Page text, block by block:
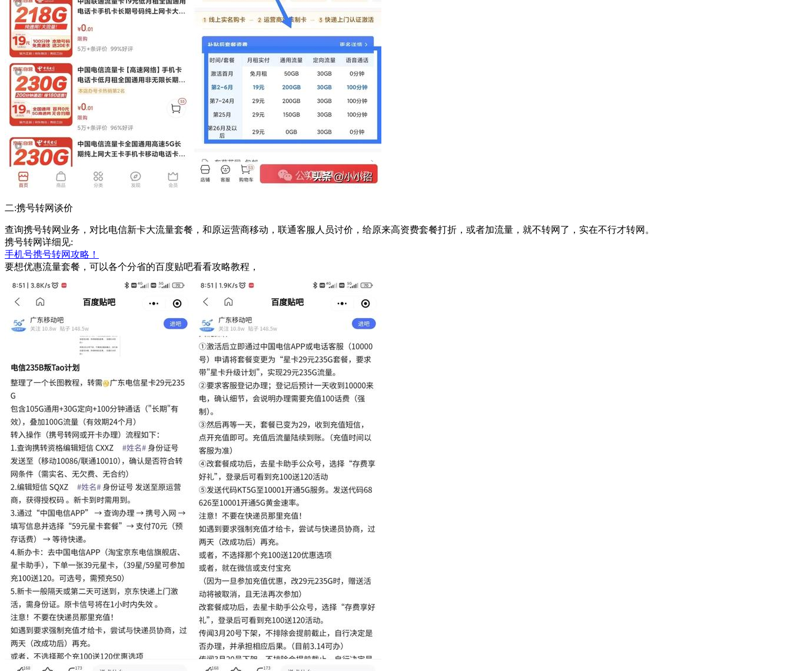
二:携号转网谈价
查询携号转网业务，对比电信新卡大流量套餐，和原运营商移动，联通客服人员讨价，给原来高资费套餐打折，或者加流量，就不转网了，实在不行才转网。
携号转网详细见:
手机号携号转网攻略！
要想优惠流量套餐，可以各个分省的百度贴吧看看攻略教程，